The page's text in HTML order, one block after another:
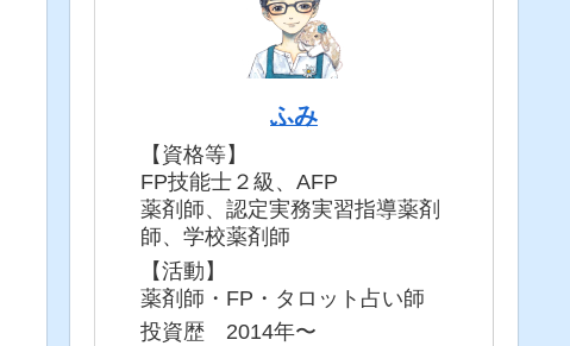
ふみ
【資格等】
FP技能士２級、AFP
薬剤師、認定実務実習指導薬剤
師、学校薬剤師
【活動】
薬剤師・FP・タロット占い師
投資歴 2014年〜